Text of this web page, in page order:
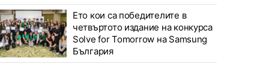
Ето кои са победителите в
четвъртото издание на конкурса
Solve for Tomorrow на Samsung
България